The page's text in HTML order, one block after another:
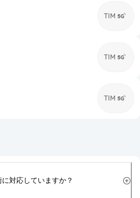
TIM
TIM
TIM
対応していますか？